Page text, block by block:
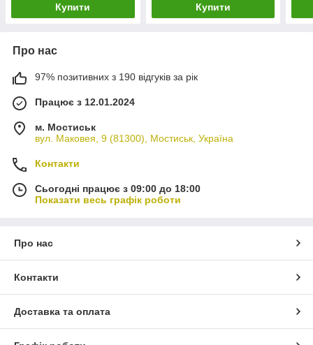
Купити Купити
Про нас
97% позитивних з 190 відгуків за рік
Працює з 12.01.2024
м. Мостиськ
вул. Маковея, 9 (81300), Мостиськ, Україна
Контакти
Сьогодні працює з 09:00 до 18:00
Показати весь графік роботи
Про нас
Контакти
Доставка та оплата